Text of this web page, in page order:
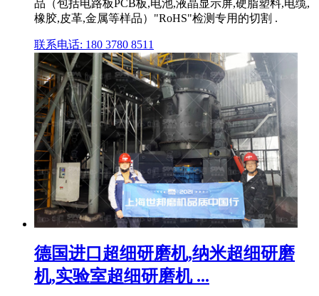
品（包括电路板PCB板,电池,液晶显示屏,硬脂塑料,电缆,
橡胶,皮革,金属等样品）"RoHS"检测专用的切割 .
联系电话: 180 3780 8511
德国进口超细研磨机,纳米超细研磨
机,实验室超细研磨机 ...